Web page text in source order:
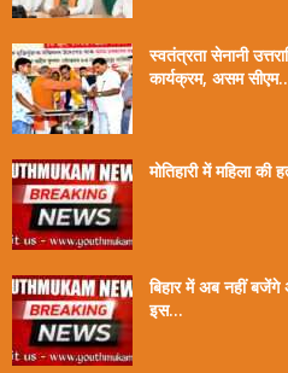
स्वतंत्रता सेनानी
कार्यक्रम, असम
मोतिहारी में महिला
बिहार में अब नहीं बजेंगे
इस...